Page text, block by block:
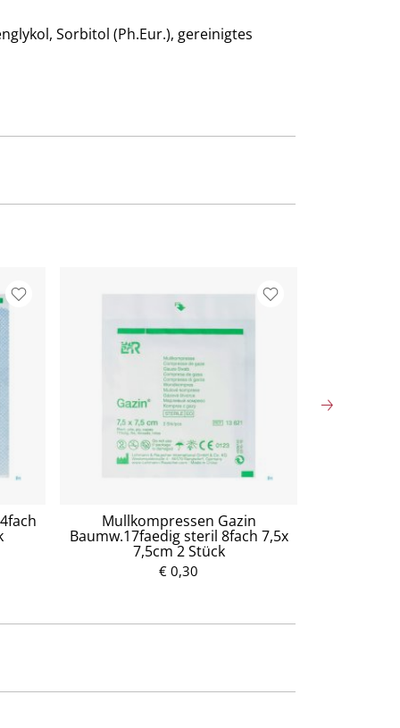
Sorbitol (Ph.Eur.), gereinigtes
Mullkompressen Gazin
Baumw.17faedig steril 8fach 7,5x
7,5cm 2 Stück
€ 0,30P